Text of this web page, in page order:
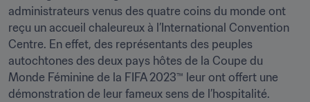
administrateurs venus des quatre coins du monde ont
reçu un accueil chaleureux à l’International Convention
Centre. En effet, des représentants des peuples
autochtones des deux pays hôtes de la Coupe du
Monde Féminine de la FIFA 2023™ leur ont offert une
démonstration de leur fameux sens de l’hospitalité.